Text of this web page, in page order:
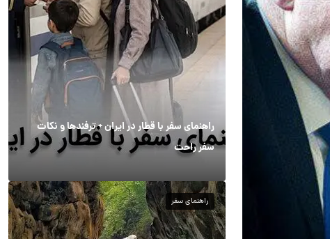
راهنمای سفر با قطار در ایران + ترفندها و نکات
سفر راحت
راهنمای سفر